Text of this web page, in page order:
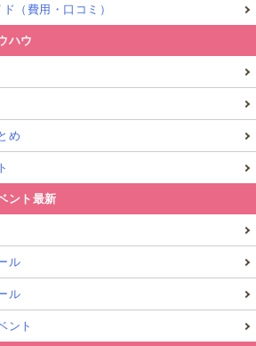
（費用・口コミ）
ハウ
め
ント最新
ル
ル
ント